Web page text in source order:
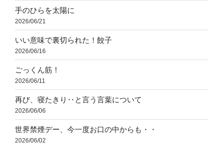
手のひらを太陽に
2026/06/21
いい意味で裏切られた！餃子
2026/06/16
ごっくん筋！
2026/06/11
再び、寝たきり‥と言う言葉について
2026/06/06
世界禁煙デー、今一度お口の中からも・・
2026/06/02